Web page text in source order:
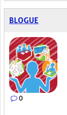
BLOGUE
0